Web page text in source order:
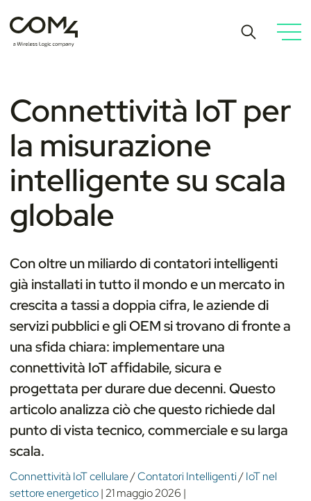
Connettività IoT per
la misurazione
intelligente su scala
globale
Con oltre un miliardo di contatori intelligenti
già installati in tutto il mondo e un mercato in
crescita a tassi a doppia cifra, le aziende di
servizi pubblici e gli OEM si trovano di fronte a
una sfida chiara: implementare una
connettività IoT affidabile, sicura e
progettata per durare due decenni. Questo
articolo analizza ciò che questo richiede dal
punto di vista tecnico, commerciale e su larga
scala.
Connettività IoT cellulare/Contatori Intelligenti/IoT nel
settore energetico|21 maggio 2026 |